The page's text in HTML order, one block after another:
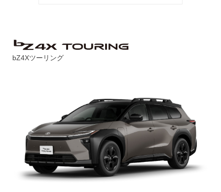
bZ4Xツーリング